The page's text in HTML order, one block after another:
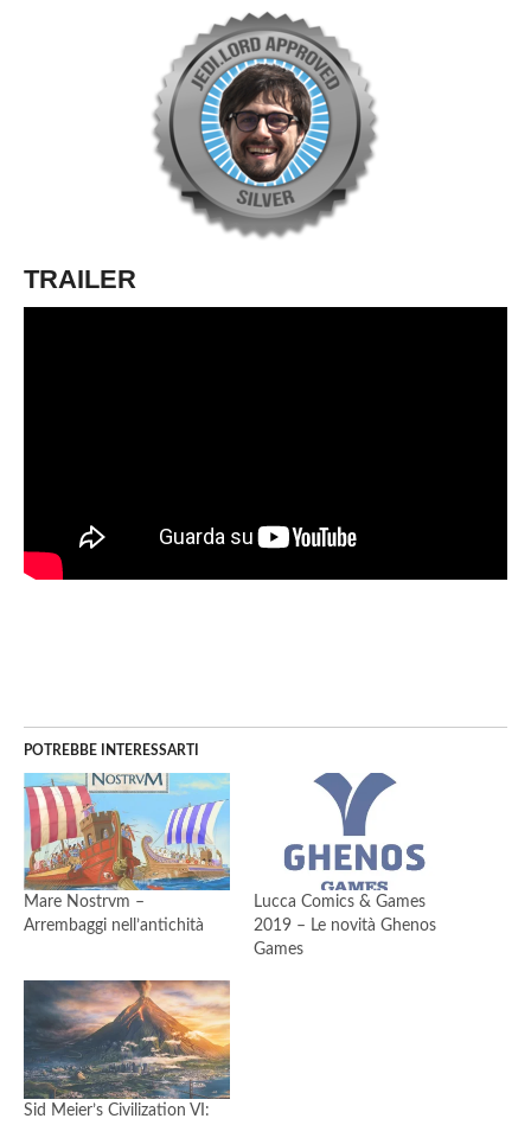
TRAILER
POTREBBE INTERESSARTI
Mare Nostrvm –
Arrembaggi nell’antichità
Lucca Comics & Games
2019 – Le novità Ghenos
Games
Sid Meier’s Civilization VI: